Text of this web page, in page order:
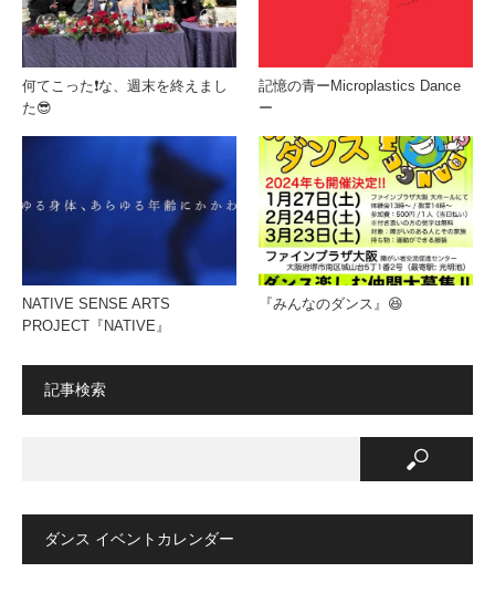
何てこった❗️な、週末を終えまし
た😎
記憶の青ーMicroplastics Dance
ー
NATIVE SENSE ARTS
PROJECT『NATIVE』
『みんなのダンス』😆
記事検索
ダンス イベントカレンダー